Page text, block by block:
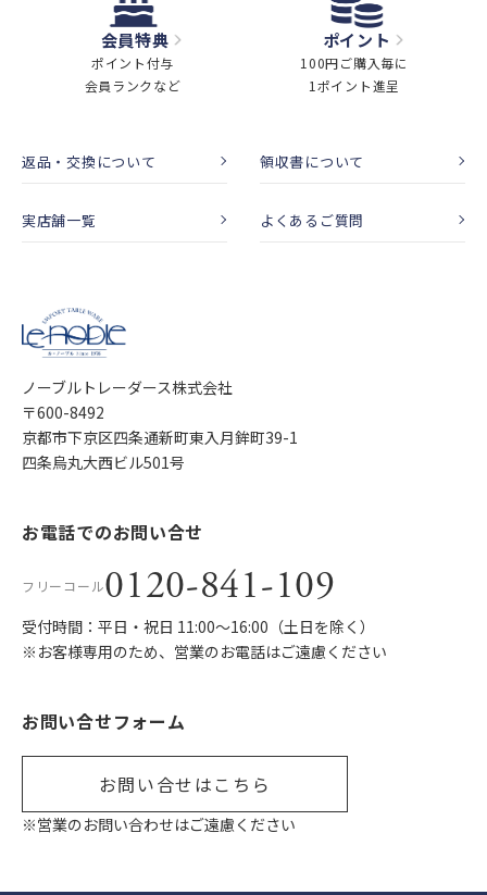
会員特典
ポイント付与
会員ランクなど
ポイント
100円ご購入毎に
1ポイント進呈
返品・交換について 領収書について
実店舗一覧 よくあるご質問
ノーブルトレーダース株式会社
〒600-8492
京都市下京区四条通新町東入月鉾町39-1
四条烏丸大西ビル501号
お電話でのお問い合せ
フリーコール0120-841-109
受付時間：平日・祝日 11:00〜16:00（土日を除く）
※お客様専用のため、営業のお電話はご遠慮ください
お問い合せフォーム
お問い合せはこちら
※営業のお問い合わせはご遠慮ください